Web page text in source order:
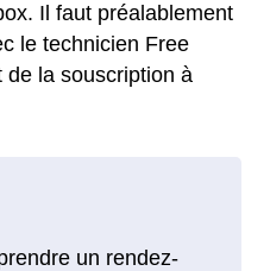
Il faut préalablement
le technicien Free
de la souscription à